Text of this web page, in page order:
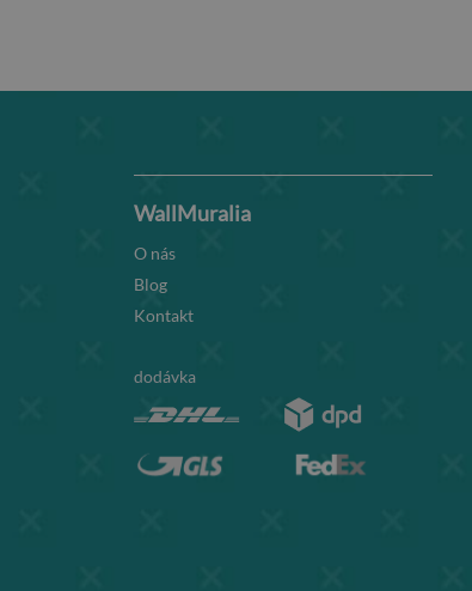
WallMuralia
O nás
Blog
Kontakt
dodávka